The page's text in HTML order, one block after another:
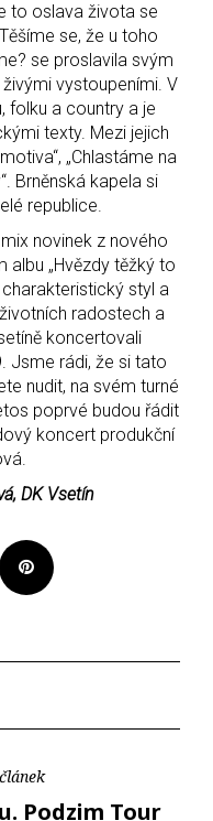
to oslava života se
se, že u toho
se proslavila svým
vystoupeními. V
folku a country a je
texty. Mezi jejich
„Chlastáme na
Brněnská kapela si
republice.
novinek z nového
albu „Hvězdy těžký to
styl a
radostech a
koncertovali
Jsme rádi, že si tato
nudit, na svém turné
poprvé budou řádit
koncert produkční
DK Vsetín
Podzim Tour